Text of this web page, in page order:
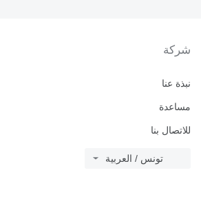
شركة
نبذة عنا
مساعدة
للاتصال بنا
تونس / العربية